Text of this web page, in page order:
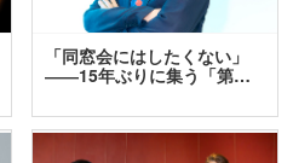
「同窓会にはしたくない」
――15年ぶりに集う「第…